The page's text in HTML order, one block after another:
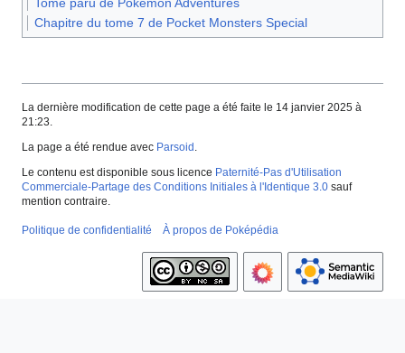
Chapitre du tome 7 de Pocket Monsters Special
La dernière modification de cette page a été faite le 14 janvier 2025 à
21:23.
La page a été rendue avec Parsoid
Le contenu est disponible sous licence Paternité-Pas d'Utilisation
Commerciale-Partage des Conditions Initiales à l'Identique 3.0 sauf
mention contraire.
Politique de confidentialité À propos de Poképédia